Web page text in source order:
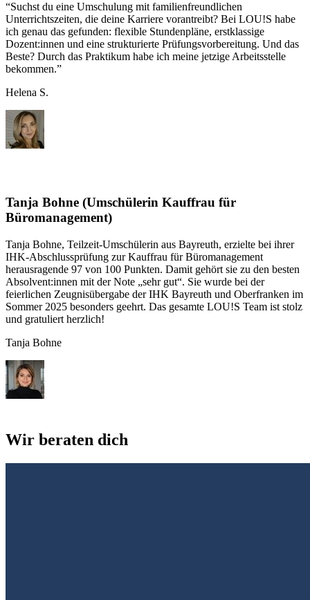
“Suchst du eine Umschulung mit familienfreundlichen
Unterrichtszeiten, die deine Karriere vorantreibt? Bei LOU!S habe
ich genau das gefunden: flexible Stundenpläne, erstklassige
Dozent:innen und eine strukturierte Prüfungsvorbereitung. Und das
Beste? Durch das Praktikum habe ich meine jetzige Arbeitsstelle
bekommen.”
Helena S.
Tanja Bohne (Umschülerin Kauffrau für
Büromanagement)
Tanja Bohne, Teilzeit-Umschülerin aus Bayreuth, erzielte bei ihrer
IHK-Abschlussprüfung zur Kauffrau für Büromanagement
herausragende 97 von 100 Punkten. Damit gehört sie zu den besten
Absolvent:innen mit der Note „sehr gut“. Sie wurde bei der
feierlichen Zeugnisübergabe der IHK Bayreuth und Oberfranken im
Sommer 2025 besonders geehrt. Das gesamte LOU!S Team ist stolz
und gratuliert herzlich!
Tanja Bohne
Wir beraten dich